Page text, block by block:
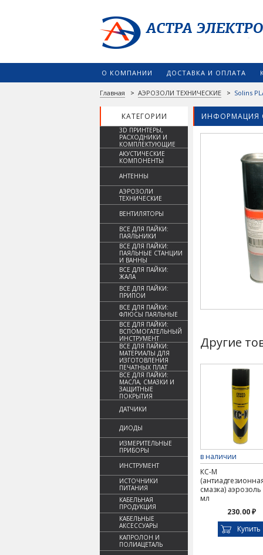
О КОМПАНИИ ДОСТАВКА И ОПЛАТА
Главная > АЭРОЗОЛИ ТЕХНИЧЕСКИЕ > Solins
КАТЕГОРИИ ИНФОРМАЦИЯ
3D ПРИНТЕРЫ,
РАСХОДНИКИ И
КОМПЛЕКТУЮЩИЕ
АКУСТИЧЕСКИЕ
КОМПОНЕНТЫ
АНТЕННЫ
АЭРОЗОЛИ
ТЕХНИЧЕСКИЕ
ВЕНТИЛЯТОРЫ
ВСЕ ДЛЯ ПАЙКИ:
ПАЯЛЬНИКИ
ВСЕ ДЛЯ ПАЙКИ:
ПАЯЛЬНЫЕ СТАНЦИИ
И ВАННЫ
ВСЕ ДЛЯ ПАЙКИ:
ЖАЛА
ВСЕ ДЛЯ ПАЙКИ:
ПРИПОИ
ВСЕ ДЛЯ ПАЙКИ:
ФЛЮСЫ ПАЯЛЬНЫЕ
ВСЕ ДЛЯ ПАЙКИ:
ВСПОМОГАТЕЛЬНЫЙ
ИНСТРУМЕНТ
ВСЕ ДЛЯ ПАЙКИ:
МАТЕРИАЛЫ ДЛЯ
ИЗГОТОВЛЕНИЯ
ПЕЧАТНЫХ ПЛАТ
ВСЕ ДЛЯ ПАЙКИ:
МАСЛА, СМАЗКИ И
ЗАЩИТНЫЕ
ПОКРЫТИЯ
ДАТЧИКИ
ДИОДЫ
ИЗМЕРИТЕЛЬНЫЕ
ПРИБОРЫ
ИНСТРУМЕНТ
ИСТОЧНИКИ
ПИТАНИЯ
КАБЕЛЬНАЯ
ПРОДУКЦИЯ
КАБЕЛЬНЫЕ
АКСЕССУАРЫ
КАПРОЛОН И
ПОЛИАЦЕТАЛЬ
Другие
в наличии
КС-М
смазка)
мл
230.00 ₽
Купить